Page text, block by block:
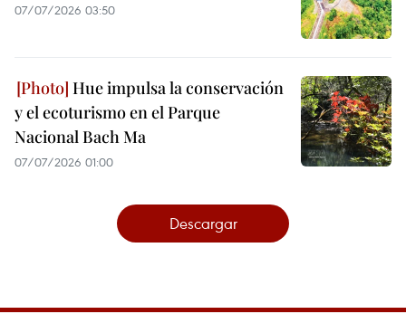
07/07/2026 03:50
Hue impulsa la conservación
y el ecoturismo en el Parque
Nacional Bach Ma
07/07/2026 01:00
Descargar